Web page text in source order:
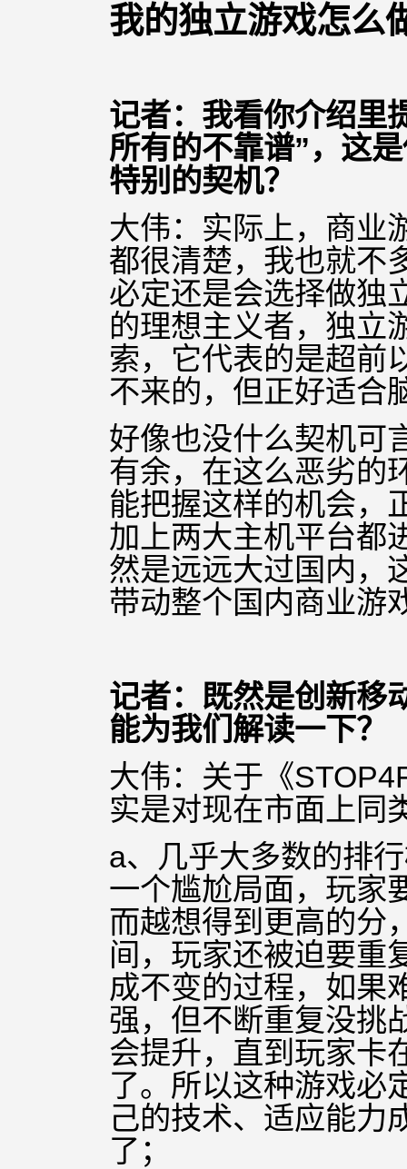
我的独立游戏怎么
记者：我看你介绍里
所有的不靠谱”，这
特别的契机？
大伟：实际上，商业
都很清楚，我也就不
必定还是会选择做独
的理想主义者，独立
索，它代表的是超前
不来的，但正好适合
好像也没什么契机可
有余，在这么恶劣的
能把握这样的机会，
加上两大主机平台都
然是远远大过国内，
带动整个国内商业游
记者：既然是创新移
能为我们解读一下？
大伟：关于《
实是对现在市面上同
a、几乎大多数的排
一个尴尬局面，玩家
而越想得到更高的分
间，玩家还被迫要重
成不变的过程，如果
强，但不断重复没挑
会提升，直到玩家卡
了。所以这种游戏必
己的技术、适应能力
了；